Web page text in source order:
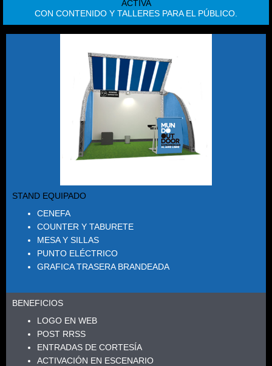
ACTIVA
CON CONTENIDO Y TALLERES PARA EL PÚBLICO.
STAND EQUIPADO
CENEFA
COUNTER Y TABURETE
MESA Y SILLAS
PUNTO ELÉCTRICO
GRAFICA TRASERA BRANDEADA
BENEFICIOS
LOGO EN WEB
POST RRSS
ENTRADAS DE CORTESÍA
ACTIVACIÓN EN ESCENARIO